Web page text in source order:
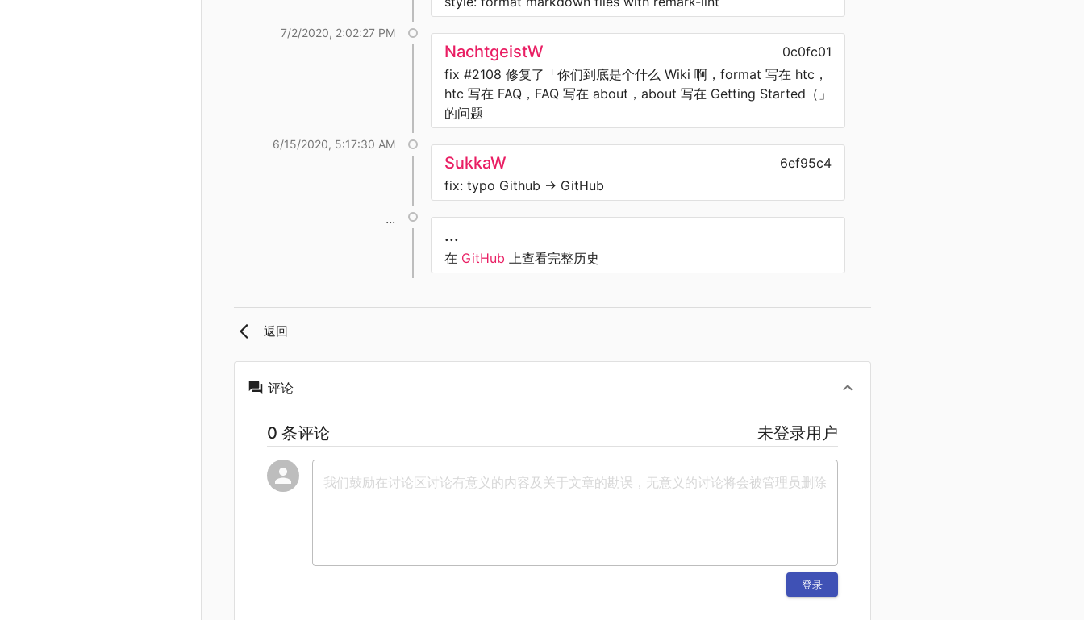
7/2/2020, 2:02:27 PM
NachtgeistW
0c0fc01
fix #2108 修复了「你们到底是个什么 Wiki 啊，format 写在 htc，
htc 写在 FAQ，FAQ 写在 about，about 写在 Getting Started（」
的问题
6/15/2020, 5:17:30 AM
SukkaW
6ef95c4
fix: typo Github -> GitHub
...
...
在 GitHub 上查看完整历史
返回
评论
0 条评论 未登录用户
登录